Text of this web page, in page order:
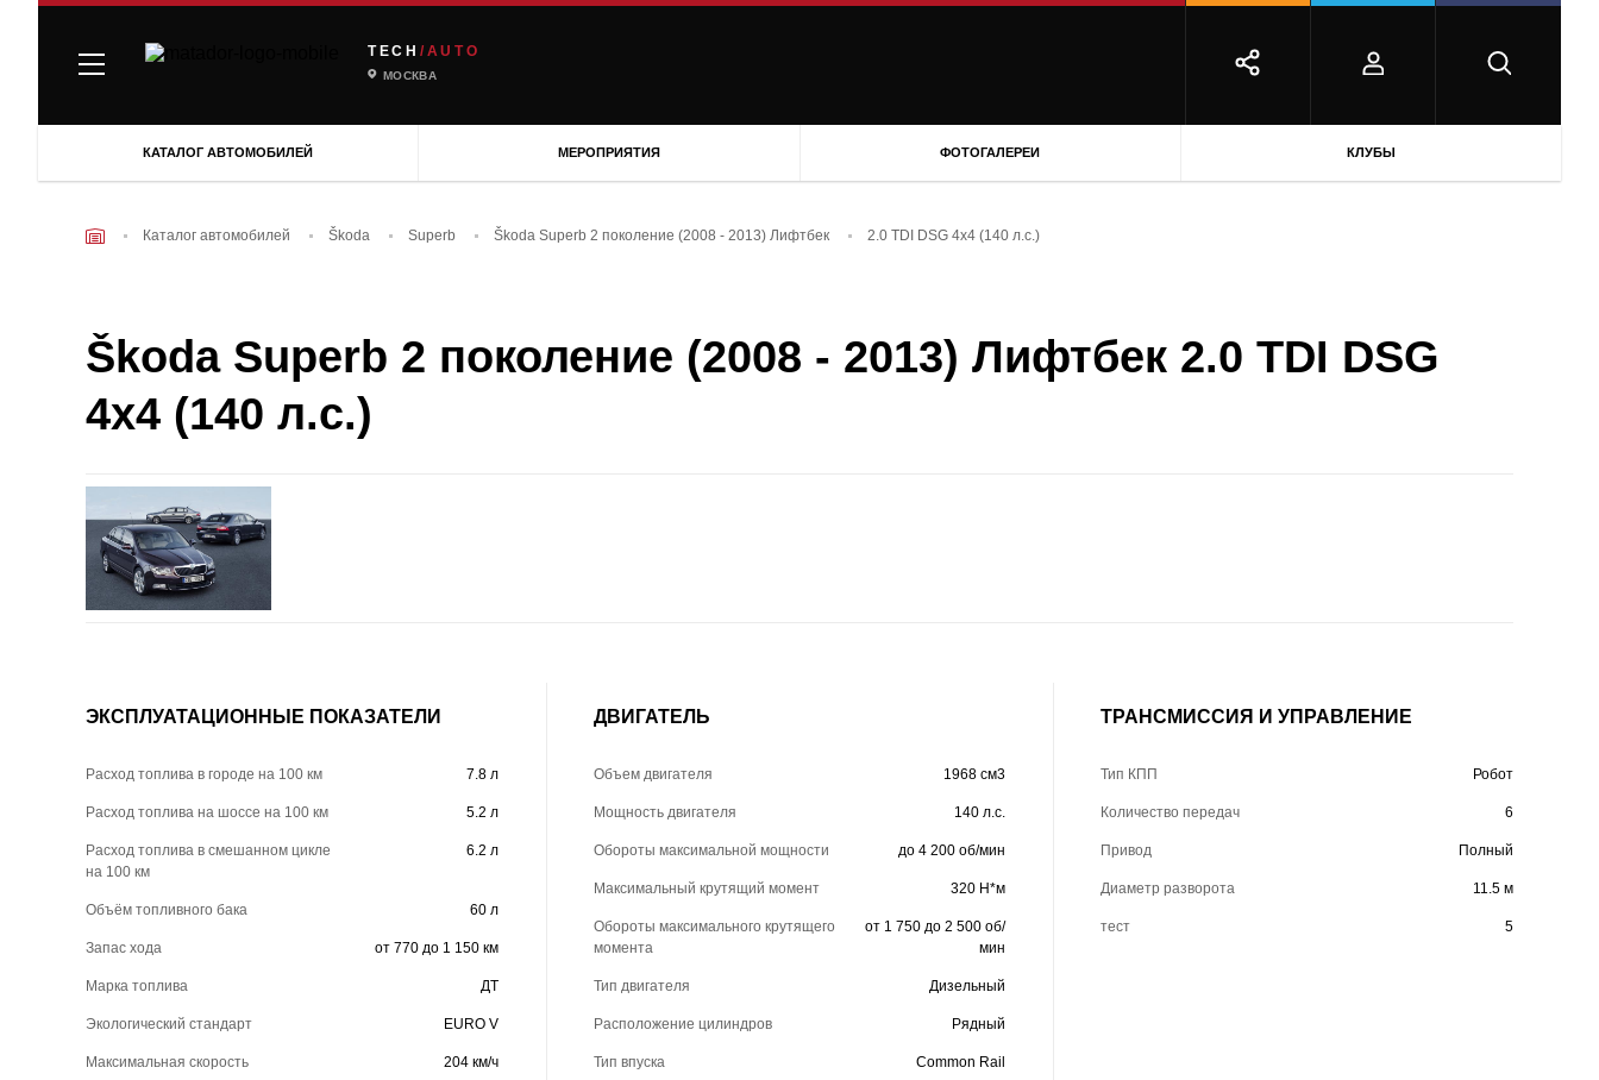
TECH /AUTO
МОСКВА
КАТАЛОГ АВТОМОБИЛЕЙ МЕРОПРИЯТИЯ ФОТОГАЛЕРЕИ КЛУБЫ
Каталог автомобилей Škoda Superb Škoda Superb 2 поколение (2008 - 2013) Лифтбек 2.0 TDI DSG 4x4 (140 л.с.)
Škoda Superb 2 поколение (2008 - 2013) Лифтбек 2.0 TDI DSG
4x4 (140 л.с.)
ЭКСПЛУАТАЦИОННЫЕ ПОКАЗАТЕЛИ
Расход топлива в городе на 100 км 7.8 л
Расход топлива на шоссе на 100 км 5.2 л
Расход топлива в смешанном цикле
на 100 км
6.2 л
Объём топливного бака 60 л
Запас хода от 770 до 1 150 км
Марка топлива ДТ
Экологический стандарт EURO V
Максимальная скорость 204 км/ч
ДВИГАТЕЛЬ
Объем двигателя 1968 см3
Мощность двигателя 140 л.с.
Обороты максимальной мощности до 4 200 об/мин
Максимальный крутящий момент 320 Н*м
Обороты максимального крутящего
момента
от 1 750 до 2 500 об/
мин
Тип двигателя Дизельный
Расположение цилиндров Рядный
Тип впуска Common Rail
ТРАНСМИССИЯ И УПРАВЛЕНИЕ
Тип КПП Робот
Количество передач 6
Привод Полный
Диаметр разворота 11.5 м
тест 5